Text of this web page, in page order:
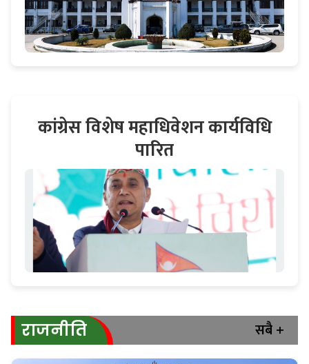
कांग्रेस विशेष महाधिवेशन कार्यविधि
पारित
राजनीति सबै +